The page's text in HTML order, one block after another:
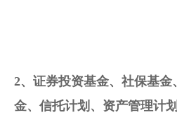
2、 证券投资基金、 社保基金、
金、信托计划、资产管理计